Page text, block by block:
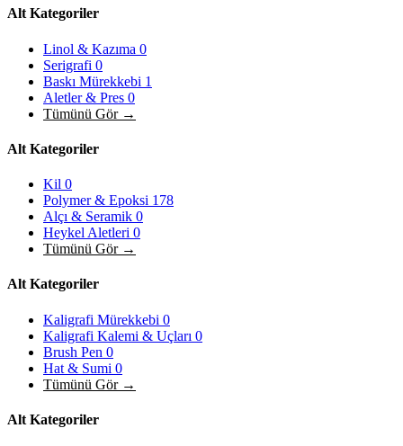
Alt Kategoriler
Linol & Kazıma 0
Serigrafi 0
Baskı Mürekkebi 1
Aletler & Pres 0
Tümünü Gör →
Alt Kategoriler
Kil 0
Polymer & Epoksi 178
Alçı & Seramik 0
Heykel Aletleri 0
Tümünü Gör →
Alt Kategoriler
Kaligrafi Mürekkebi 0
Kaligrafi Kalemi & Uçları 0
Brush Pen 0
Hat & Sumi 0
Tümünü Gör →
Alt Kategoriler